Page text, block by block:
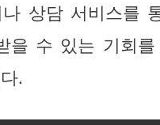
나 상담 서비스를
을 수 있는 기회를
.